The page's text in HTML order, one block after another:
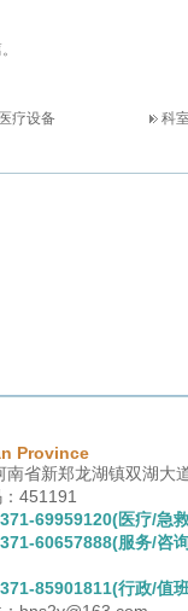
疗设备 科
Province
南省新郑龙湖镇双湖大
451191
69959120(医疗/急
60657888(服务/咨
85901811(行政/值